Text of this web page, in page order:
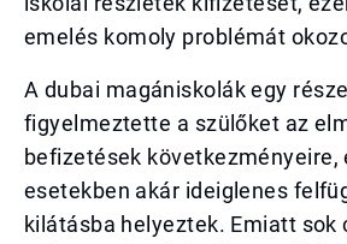
emelés komoly problémát
A dubai magániskolák egy
figyelmeztette a szülőket az
befizetések következményeire,
esetekben akár ideiglenes
kilátásba helyeztek. Emiatt sok